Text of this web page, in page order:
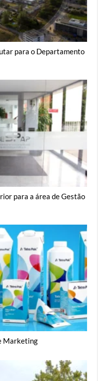
para o Departamento
para a área de Gestão
Marketing